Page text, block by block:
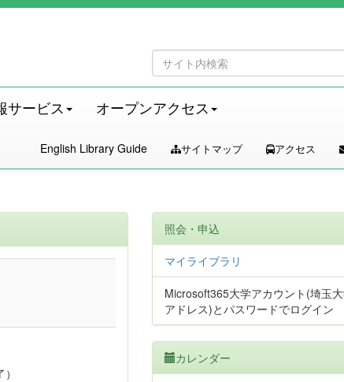
サービス オープンアクセス
English Library Guide サイトマップ アクセス
照会・申込
マイライブラリ
Microsoft365大学アカウント(埼玉
アドレス)とパスワードでログイン
カレンダー